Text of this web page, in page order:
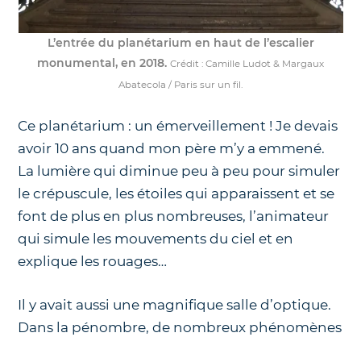
L’entrée du planétarium en haut de l’escalier
monumental, en 2018. Crédit : Camille Ludot & Margaux
Abatecola / Paris sur un fil.
Ce planétarium : un émerveillement ! Je devais
avoir 10 ans quand mon père m’y a emmené.
La lumière qui diminue peu à peu pour simuler
le crépuscule, les étoiles qui apparaissent et se
font de plus en plus nombreuses, l’animateur
qui simule les mouvements du ciel et en
explique les rouages…
Il y avait aussi une magnifique salle d’optique.
Dans la pénombre, de nombreux phénomènes